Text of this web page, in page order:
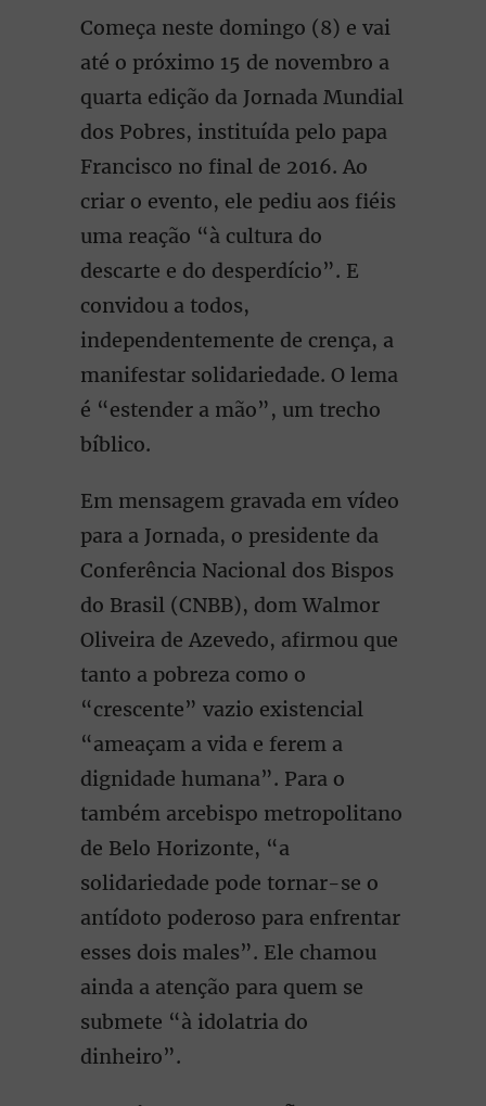
Começa neste domingo (8) e vai
até o próximo 15 de novembro a
quarta edição da Jornada Mundial
dos Pobres, instituída pelo papa
Francisco no final de 2016. Ao
criar o evento, ele pediu aos fiéis
uma reação “à cultura do
descarte e do desperdício”. E
convidou a todos,
independentemente de crença, a
manifestar solidariedade. O lema
é “estender a mão”, um trecho
bíblico.
Em mensagem gravada em vídeo
para a Jornada, o presidente da
Conferência Nacional dos Bispos
do Brasil (CNBB), dom Walmor
Oliveira de Azevedo, afirmou que
tanto a pobreza como o
“crescente” vazio existencial
“ameaçam a vida e ferem a
dignidade humana”. Para o
também arcebispo metropolitano
de Belo Horizonte, “a
solidariedade pode tornar-se o
antídoto poderoso para enfrentar
esses dois males”. Ele chamou
ainda a atenção para quem se
submete “à idolatria do
dinheiro”.